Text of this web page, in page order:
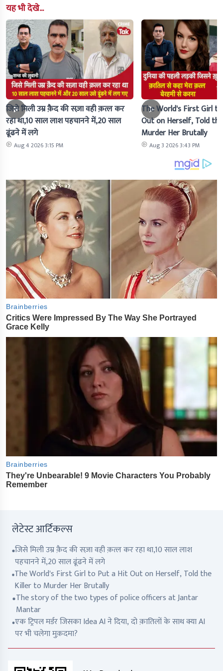
यह भी देखे...
जिसे मिली उम्र क़ैद की सज़ा वही क़त्ल कर
रहा था,10 साल लाश पहचानने में,20 साल
ढूंढने में लगे
Aug 4 2026 3:15 PM
The World's First Girl
Out on Herself, Told
Murder Her Brutally
Aug 3 2026 3:43 PM
लेटेस्ट आर्टिकल्स
जिसे मिली उम्र क़ैद की सज़ा वही क़त्ल कर रहा था,10 साल लाश
पहचानने में,20 साल ढूंढने में लगे
The World's First Girl to Put a Hit Out on Herself, Told the
Killer to Murder Her Brutally
The story of the two types of police officers at Jantar
Mantar
एक ट्रिपल मर्डर जिसका Idea AI ने दिया, दो क़ातिलों के साथ क्या AI
पर भी चलेगा मुक़दमा?